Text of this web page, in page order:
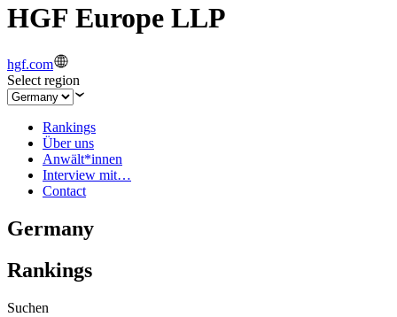
HGF Europe LLP
hgf.com
Select region
Rankings
Über uns
Anwält*innen
Interview mit…
Contact
Germany
Rankings
Suchen